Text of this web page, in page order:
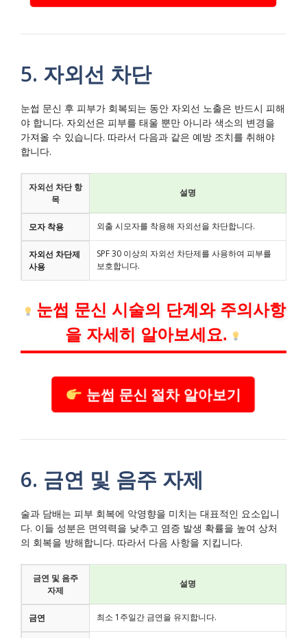
5. 자외선 차단
눈썹 문신 후 피부가 회복되는 동안 자외선 노출은 반드시 피해
야 합니다. 자외선은 피부를 태울 뿐만 아니라 색소의 변경을
가져올 수 있습니다. 따라서 다음과 같은 예방 조치를 취해야
합니다.
자외선 차단 항
목
설명
모자 착용 외출 시모자를 착용해 자외선을 차단합니다.
자외선 차단제
사용
SPF 30 이상의 자외선 차단제를 사용하여 피부를
보호합니다.
눈썹 문신 시술의 단계와 주의사항
을 자세히 알아보세요.
눈썹 문신 절차 알아보기
6. 금연 및 음주 자제
술과 담배는 피부 회복에 악영향을 미치는 대표적인 요소입니
다. 이들 성분은 면역력을 낮추고 염증 발생 확률을 높여 상처
의 회복을 방해합니다. 따라서 다음 사항을 지킵니다.
금연 및 음주
자제
설명
금연 최소 1주일간 금연을 유지합니다.